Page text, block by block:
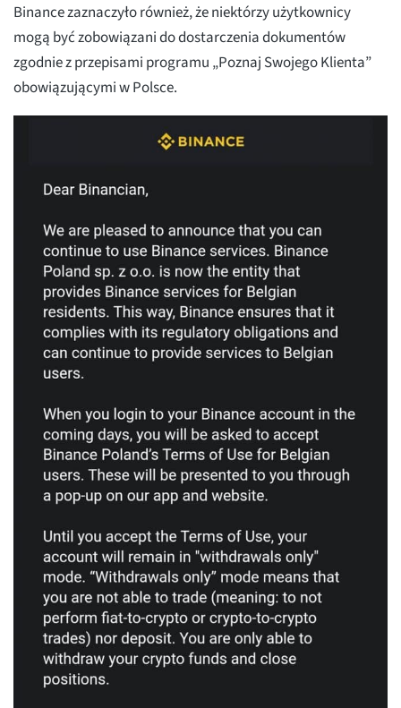
Binance zaznaczyło również, że niektórzy użytkownicy
mogą być zobowiązani do dostarczenia dokumentów
zgodnie z przepisami programu „Poznaj Swojego Klienta”
obowiązującymi w Polsce.